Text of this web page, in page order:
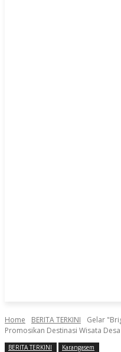
Home BERITA TERKINI
Gelar
Promosikan Destinasi Wisata
BERITA TERKINI Karangasem